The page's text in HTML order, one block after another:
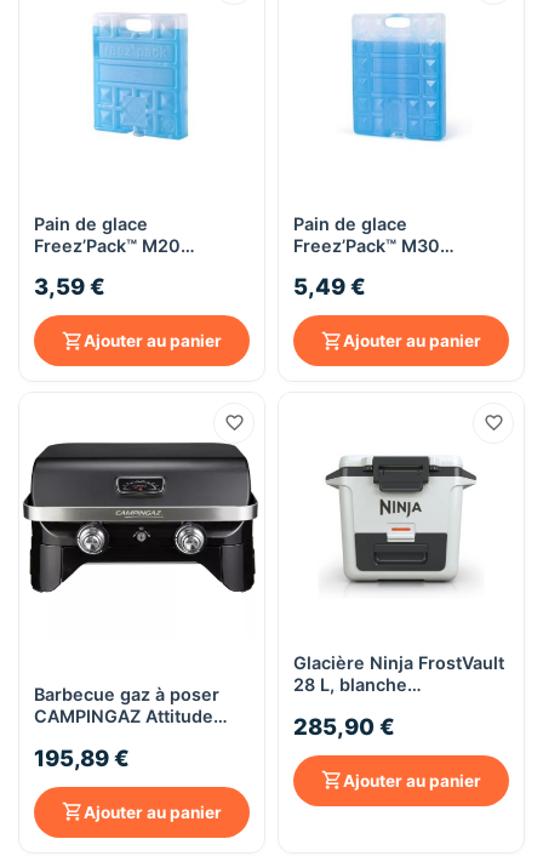
Pain de glace
Freez’Pack™ M20
3,59 €
Ajouter au panier
Pain de glace
Freez’Pack™ M30
5,49 €
Ajouter au panier
Barbecue gaz à poser
CAMPINGAZ Attitude
195,89 €
Ajouter au panier
Glacière Ninja FrostVault
28 L, blanche
285,90 €
Ajouter au panier